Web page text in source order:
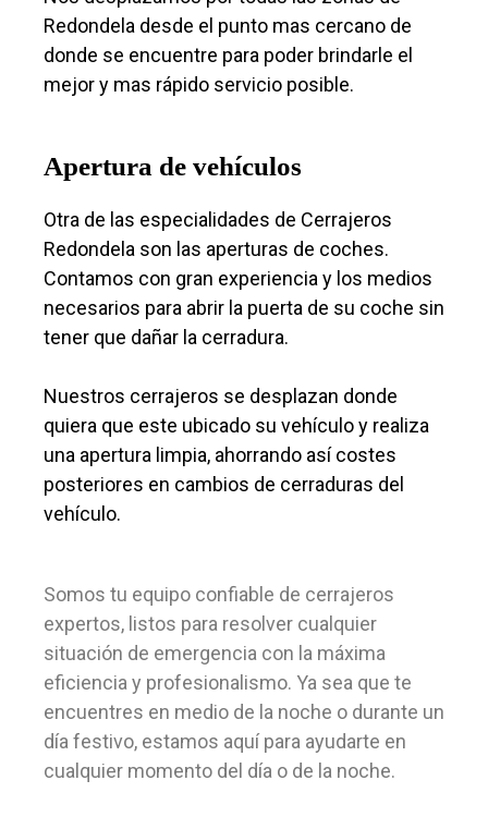
Redondela desde el punto mas cercano de
donde se encuentre para poder brindarle el
mejor y mas rápido servicio posible.
Apertura de vehículos
Otra de las especialidades de Cerrajeros
Redondela son las aperturas de coches.
Contamos con gran experiencia y los medios
necesarios para abrir la puerta de su coche sin
tener que dañar la cerradura.
Nuestros cerrajeros se desplazan donde
quiera que este ubicado su vehículo y realiza
una apertura limpia, ahorrando así costes
posteriores en cambios de cerraduras del
vehículo.
Somos tu equipo confiable de cerrajeros
expertos, listos para resolver cualquier
situación de emergencia con la máxima
eficiencia y profesionalismo. Ya sea que te
encuentres en medio de la noche o durante un
día festivo, estamos aquí para ayudarte en
cualquier momento del día o de la noche.